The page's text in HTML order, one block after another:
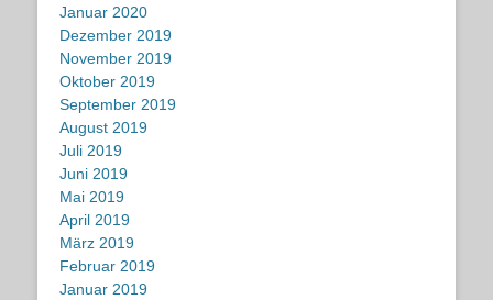
Januar 2020
Dezember 2019
November 2019
Oktober 2019
September 2019
August 2019
Juli 2019
Juni 2019
Mai 2019
April 2019
März 2019
Februar 2019
Januar 2019